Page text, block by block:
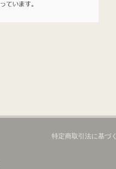
特定商取引法に基づ